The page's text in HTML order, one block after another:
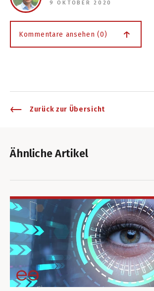
9 OKTOBER 2020
Kommentare ansehen (0)
Zurück zur Übersicht
Ähnliche Artikel